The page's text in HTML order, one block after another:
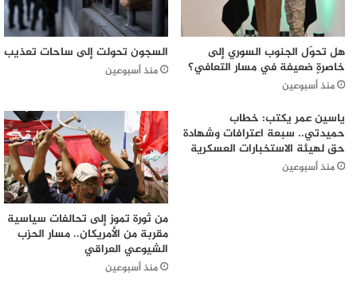
هل تحوّل الجنوب السوري إلى
خاصرةٍ ضعيفة في مسار التعافي؟
منذ أسبوعين
السجون تحولت إلى ساحات تعذيب
منذ أسبوعين
ياسين عمر يكتب: خطاب
حميدتي.. سبعة اعترافات وشهادة
حق لهيئة الاستخبارات العسكرية
منذ أسبوعين
من ثورة تموز إلى تحالفات سياسية
مقربة من الأمريكان.. مسار الحزب
الشيوعي العراقي
منذ أسبوعين